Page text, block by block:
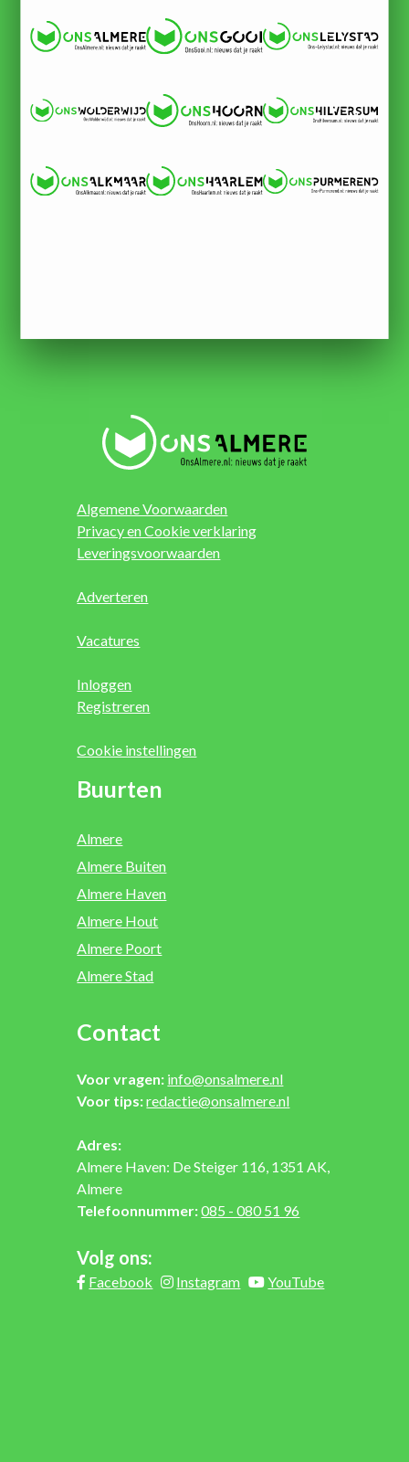
Algemene Voorwaarden
Privacy en Cookie verklaring
Leveringsvoorwaarden
Adverteren
Vacatures
Inloggen
Registreren
Cookie instellingen
Buurten
Almere
Almere Buiten
Almere Haven
Almere Hout
Almere Poort
Almere Stad
Contact
Voor vragen: info@onsalmere.nl
Voor tips:redactie@onsalmere.nl
Adres:
Almere Haven: De Steiger 116, 1351 AK,
Almere
Telefoonnummer:085 - 080 51 96
Volg ons:
Facebook Instagram YouTube